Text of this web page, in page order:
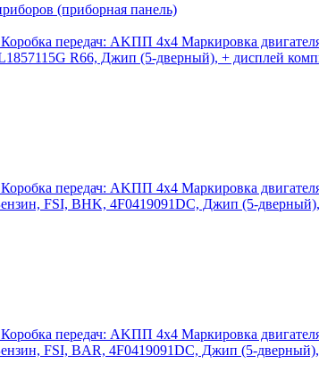
(приборная панель)
передач: АKПП 4х4 Маркировка
R66, Джип (5-дверный), + дисплей
передач: АKПП 4х4 Маркировка
FSI, BHK, 4F0419091DC, Джип (5-
передач: АKПП 4х4 Маркировка
FSI, BAR, 4F0419091DC, Джип (5-